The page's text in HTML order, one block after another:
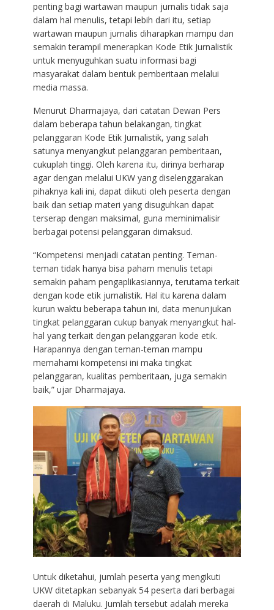
penting bagi wartawan maupun jurnalis tidak saja
dalam hal menulis, tetapi lebih dari itu, setiap
wartawan maupun jurnalis diharapkan mampu dan
semakin terampil menerapkan Kode Etik Jurnalistik
untuk menyuguhkan suatu informasi bagi
masyarakat dalam bentuk pemberitaan melalui
media massa.
Menurut Dharmajaya, dari catatan Dewan Pers
dalam beberapa tahun belakangan, tingkat
pelanggaran Kode Etik Jurnalistik, yang salah
satunya menyangkut pelanggaran pemberitaan,
cukuplah tinggi. Oleh karena itu, dirinya berharap
agar dengan melalui UKW yang diselenggarakan
pihaknya kali ini, dapat diikuti oleh peserta dengan
baik dan setiap materi yang disuguhkan dapat
terserap dengan maksimal, guna meminimalisir
berbagai potensi pelanggaran dimaksud.
“Kompetensi menjadi catatan penting. Teman-
teman tidak hanya bisa paham menulis tetapi
semakin paham pengaplikasiannya, terutama terkait
dengan kode etik jurnalistik. Hal itu karena dalam
kurun waktu beberapa tahun ini, data menunjukan
tingkat pelanggaran cukup banyak menyangkut hal-
hal yang terkait dengan pelanggaran kode etik.
Harapannya dengan teman-teman mampu
memahami kompetensi ini maka tingkat
pelanggaran, kualitas pemberitaan, juga semakin
baik,” ujar Dharmajaya.
Untuk diketahui, jumlah peserta yang mengikuti
UKW ditetapkan sebanyak 54 peserta dari berbagai
daerah di Maluku. Jumlah tersebut adalah mereka